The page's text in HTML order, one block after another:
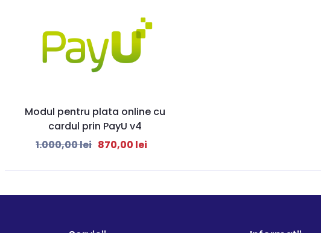
Modul pentru plata online cu
cardul prin PayU v4
1.000,00lei 870,00 lei